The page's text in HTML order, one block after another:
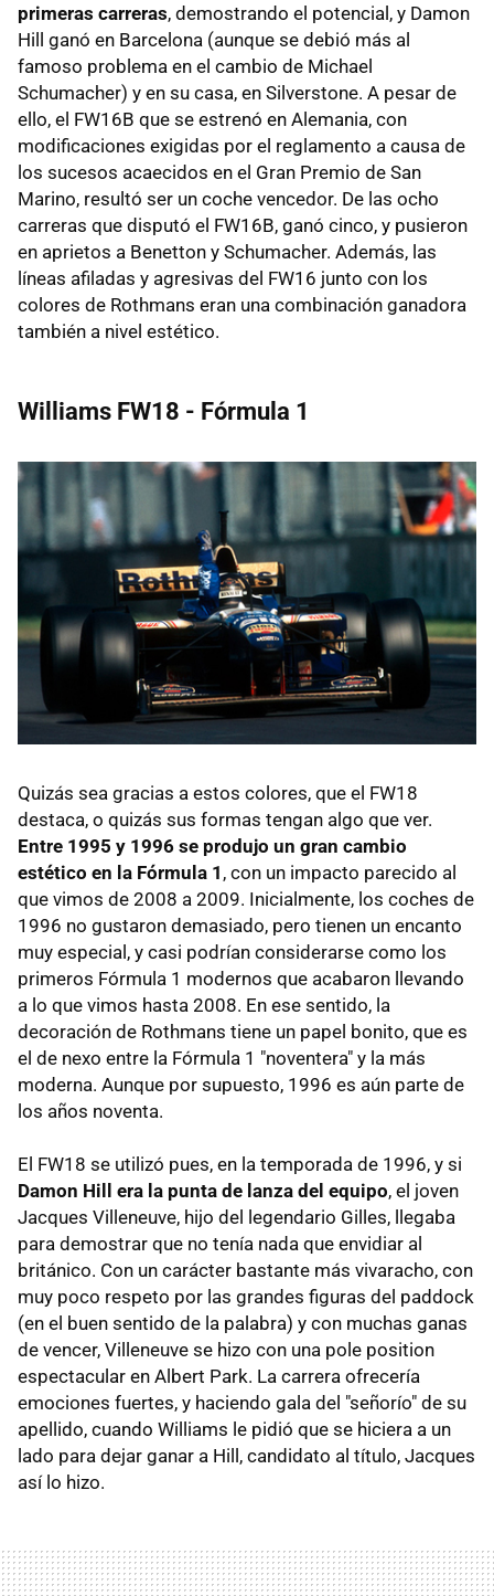
primeras carreras, demostrando el potencial, y Damon
Hill ganó en Barcelona (aunque se debió más al
famoso problema en el cambio de Michael
Schumacher) y en su casa, en Silverstone. A pesar de
ello, el FW16B que se estrenó en Alemania, con
modificaciones exigidas por el reglamento a causa de
los sucesos acaecidos en el Gran Premio de San
Marino, resultó ser un coche vencedor. De las ocho
carreras que disputó el FW16B, ganó cinco, y pusieron
en aprietos a Benetton y Schumacher. Además, las
líneas afiladas y agresivas del FW16 junto con los
colores de Rothmans eran una combinación ganadora
también a nivel estético.
Williams FW18 - Fórmula 1
Quizás sea gracias a estos colores, que el FW18
destaca, o quizás sus formas tengan algo que ver.
Entre 1995 y 1996 se produjo un gran cambio
estético en la Fórmula 1 , con un impacto parecido al
que vimos de 2008 a 2009. Inicialmente, los coches de
1996 no gustaron demasiado, pero tienen un encanto
muy especial, y casi podrían considerarse como los
primeros Fórmula 1 modernos que acabaron llevando
a lo que vimos hasta 2008. En ese sentido, la
decoración de Rothmans tiene un papel bonito, que es
el de nexo entre la Fórmula 1 "noventera" y la más
moderna. Aunque por supuesto, 1996 es aún parte de
los años noventa.
El FW18 se utilizó pues, en la temporada de 1996, y si
Damon Hill era la punta de lanza del equipo, el joven
Jacques Villeneuve, hijo del legendario Gilles, llegaba
para demostrar que no tenía nada que envidiar al
británico. Con un carácter bastante más vivaracho, con
muy poco respeto por las grandes figuras del paddock
(en el buen sentido de la palabra) y con muchas ganas
de vencer, Villeneuve se hizo con una pole position
espectacular en Albert Park. La carrera ofrecería
emociones fuertes, y haciendo gala del "señorío" de su
apellido, cuando Williams le pidió que se hiciera a un
lado para dejar ganar a Hill, candidato al título, Jacques
así lo hizo.